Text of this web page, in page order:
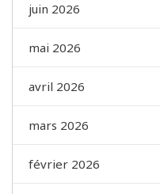
juin 2026
mai 2026
avril 2026
mars 2026
février 2026